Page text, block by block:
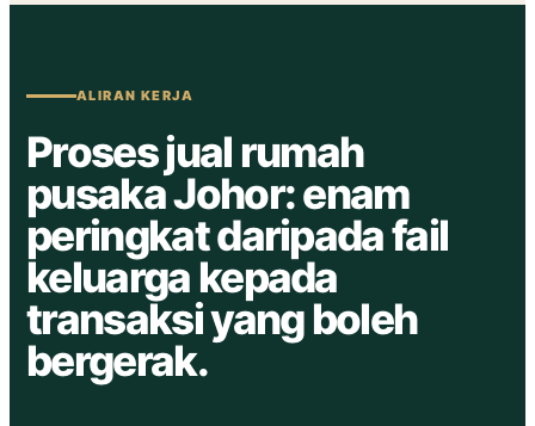
ALIRAN KERJA
Proses jual rumah
pusaka Johor: enam
peringkat daripada fail
keluarga kepada
transaksi yang boleh
bergerak.